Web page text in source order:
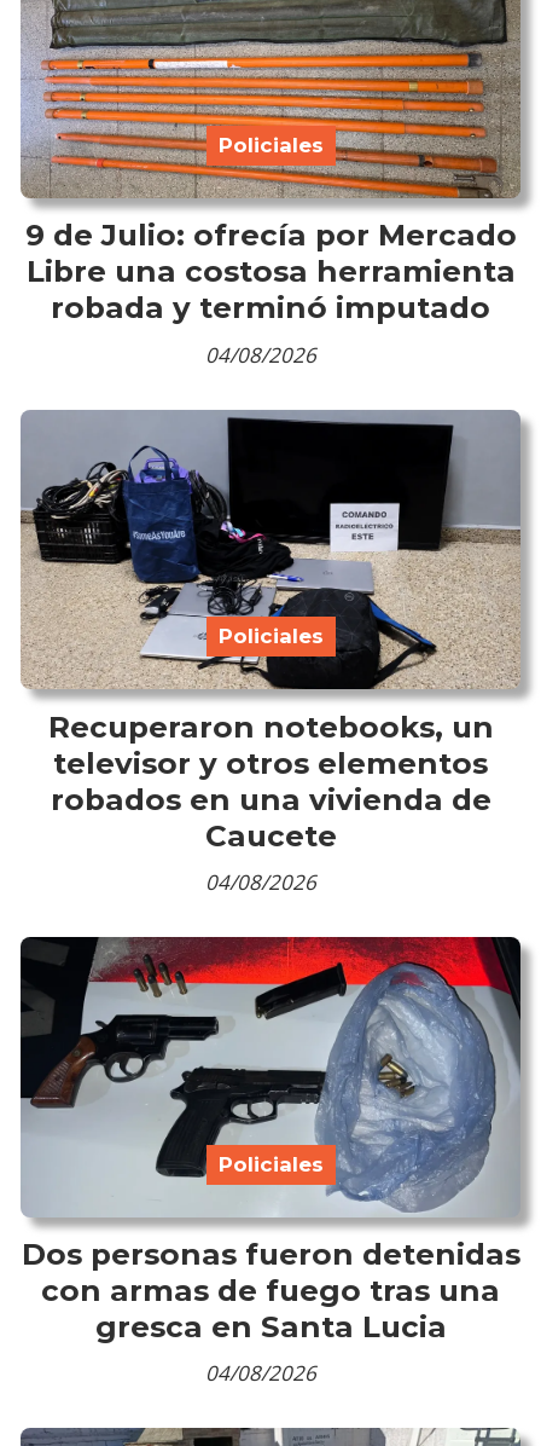
9 de Julio: ofrecía por Mercado
Libre una costosa herramienta
robada y terminó imputado
Policiales
04/08/2026
Recuperaron notebooks, un
televisor y otros elementos
robados en una vivienda de
Caucete
Policiales
04/08/2026
Dos personas fueron detenidas
con armas de fuego tras una
gresca en Santa Lucia
Policiales
04/08/2026